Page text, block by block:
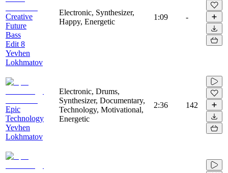
Creative
Future
Bass
Edit 8
Yevhen
Lokhmatov
Electronic, Synthesizer,
Happy, Energetic
1:09 -
Epic
Technology
Yevhen
Lokhmatov
Electronic, Drums,
Synthesizer, Documentary,
Technology, Motivational,
Energetic
2:36 142